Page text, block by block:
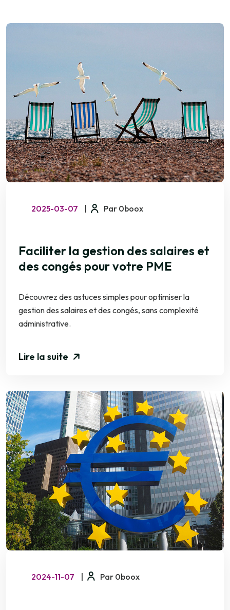
2025-03-07 Par 0boox
Faciliter la gestion des salaires et
des congés pour votre PME
Découvrez des astuces simples pour optimiser la
gestion des salaires et des congés, sans complexité
administrative.
Lire la suite
2024-11-07 | Par 0boox